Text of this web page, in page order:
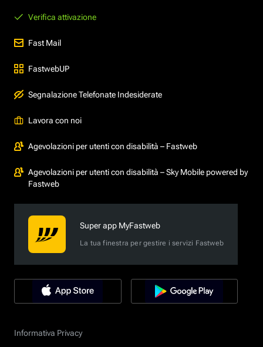
Verifica attivazione
Fast Mail
FastwebUP
Segnalazione Telefonate Indesiderate
Lavora con noi
Agevolazioni per utenti con disabilità – Fastweb
Agevolazioni per utenti con disabilità – Sky Mobile powered by
Fastweb
Super app MyFastweb
La tua finestra per gestire i servizi Fastweb
Informativa Privacy